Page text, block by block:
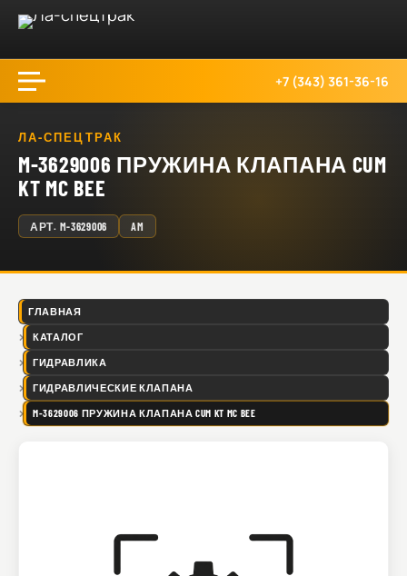
+7 (343) 361-36-16
ЛА-СПЕЦТРАК
M-3629006 ПРУЖИНА КЛАПАНА CUM
KT MC BEE
АРТ. M-3629006 AM
ГЛАВНАЯ
КАТАЛОГ
ГИДРАВЛИКА
ГИДРАВЛИЧЕСКИЕ КЛАПАНА
M-3629006 ПРУЖИНА КЛАПАНА CUM KT MC BEE